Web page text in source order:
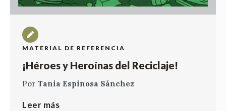
MATERIAL DE REFERENCIA
¡Héroes y Heroínas del Reciclaje!
Por Tania Espinosa Sánchez
Leer más